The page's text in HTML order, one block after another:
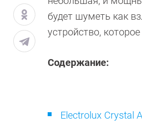
будет шуметь как
устройство,
Содержание:
Electrolux Crystal